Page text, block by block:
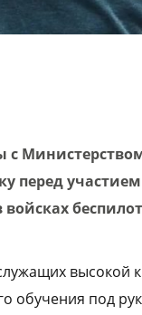
с
перед
высокой
обучения под